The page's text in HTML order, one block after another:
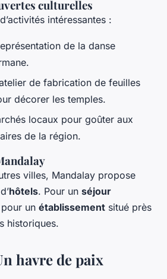
culturelles
intéressantes :
de la danse
de fabrication de feuilles
décorer les temples.
locaux pour goûter aux
de la région.
villes, Mandalay propose
hôtels. Pour un séjour
un établissement situé près
historiques.
havre de paix